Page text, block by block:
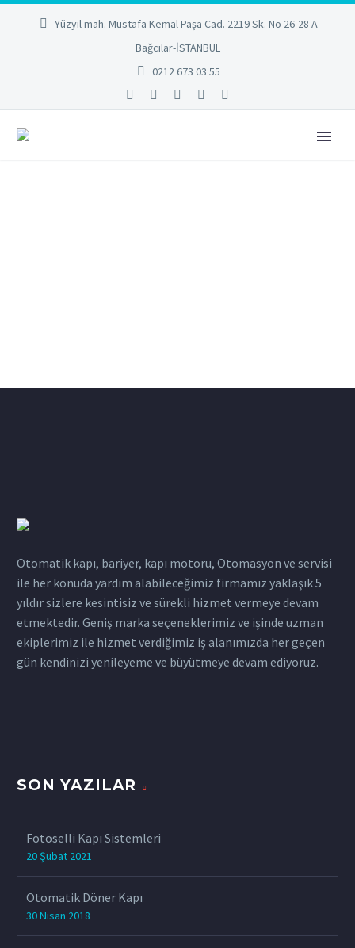
Yüzyıl mah. Mustafa Kemal Paşa Cad. 2219 Sk. No 26-28 A
Bağcılar-İSTANBUL
0212 673 03 55
Otomatik kapı, bariyer, kapı motoru, Otomasyon ve servisi
ile her konuda yardım alabileceğimiz firmamız yaklaşık 5
yıldır sizlere kesintisiz ve sürekli hizmet vermeye devam
etmektedir. Geniş marka seçeneklerimiz ve işinde uzman
ekiplerimiz ile hizmet verdiğimiz iş alanımızda her geçen
gün kendinizi yenileyeme ve büyütmeye devam ediyoruz.
SON YAZILAR
Fotoselli Kapı Sistemleri
20 Şubat 2021
Otomatik Döner Kapı
30 Nisan 2018